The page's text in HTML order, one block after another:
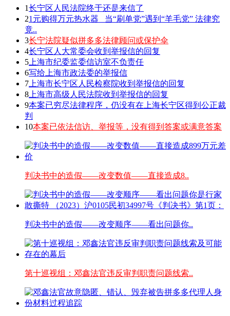
1长宁区人民法院终于还是来信了
21元购得万元热水器 _当“刷单党”遇到“羊毛党” 法律究
竟..
3长宁法院疑似拼多多法律顾问或保护伞
4长宁区人大常委会收到举报信的回复
5 上海市纪委监委信访室不负责任
6写给上海市政法委的举报信
7 上海市长宁区人民检察院收到举报信的回复
8 上海市高级人民法院收到举报信的回复
9本案已穷尽法律程序，仍没有在上海长宁区得到公正裁
判
10本案已依法信访、举报等，没有得到答案或满意答案
判决书中的造假——改变数值——直接造成8..
判决书中的造假——改变顺序——看出问题你..
第十巡视组：邓鑫法官违反审判职责问题线索..